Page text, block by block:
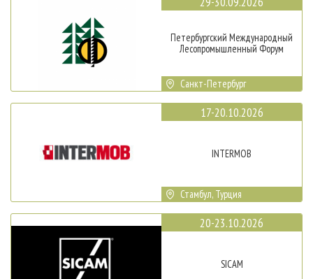
Петербургский Международный
Лесопромышленный Форум
Санкт-Петербург
17-20.10.2026
INTERMOB
Стамбул, Турция
20-23.10.2026
SICAM